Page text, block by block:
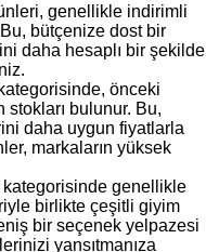
genellikle indirimli
bütçenize dost bir
daha hesaplı bir şekilde
kategorisinde, önceki
stokları bulunur. Bu,
daha uygun fiyatlarla
markaların yüksek
genellikle
birlikte çeşitli giyim
bir seçenek yelpazesi
yansıtmanıza